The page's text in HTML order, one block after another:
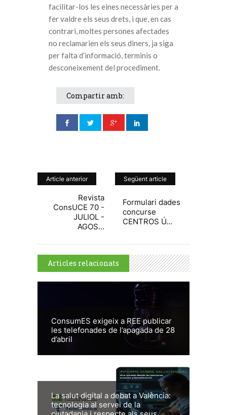
facilitar-los les eines necessàries per a
fer valdre els seus drets, i que, en cas
contrari, moltes persones afectades
no reclamarien els seus diners, ja siga
per falta d’informació, terminis o
desconeixement del procediment.
Compartir amb:
Article anterior
Revista
ConsUCE 70 -
JULIOL -
AGOS...
Següent article
Formulari dades
concurse
CENTROS Ú...
Articles relacionats
ConsumES exigeix a REE publicar
les telefonades de l’apagada de 28
d’abril
La salut digital a debat a València:
tecnologia al servei de la